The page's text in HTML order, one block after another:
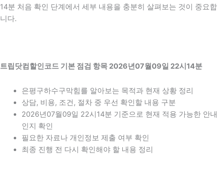
14분 처음 확인 단계에서 세부 내용을 충분히 살펴보는 것이 중요합
니다.
트립닷컴할인코드 기본 점검 항목 2026년07월09일 22시14분
은평구하수구막힘를 알아보는 목적과 현재 상황 정리
상담, 비용, 조건, 절차 중 우선 확인할 내용 구분
2026년07월09일 22시14분 기준으로 현재 적용 가능한 안내
인지 확인
필요한 자료나 개인정보 제출 여부 확인
최종 진행 전 다시 확인해야 할 내용 정리